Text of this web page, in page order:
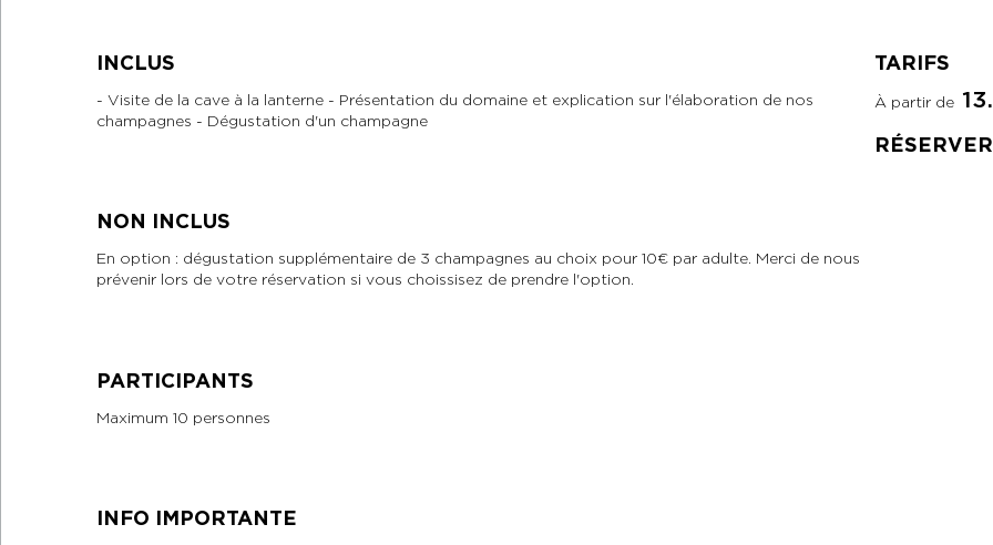
INCLUS
- Visite de la cave à la lanterne - Présentation du domaine et explication sur l'élaboration de nos
champagnes - Dégustation d'un champagne
NON INCLUS
En option : dégustation supplémentaire de 3 champagnes au choix pour 10€ par adulte. Merci de nous
prévenir lors de votre réservation si vous choissisez de prendre l'option.
PARTICIPANTS
Maximum 10 personnes
INFO IMPORTANTE
TARIFS
À partir de